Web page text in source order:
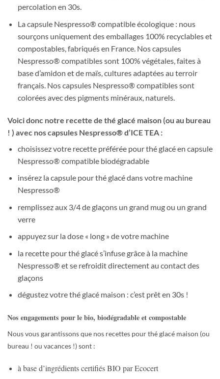
percolation en 30s.
La capsule Nespresso® compatible écologique : nous
sourçons uniquement des emballages 100% recyclables et
compostables, fabriqués en France. Nos capsules
Nespresso® compatibles sont 100% végétales, faites à
base d’amidon et de maïs, cultures adaptées au terroir
français. Nos capsules Nespresso® compatibles sont
colorées avec des pigments minéraux, naturels.
Voici donc notre recette de thé glacé maison (ou au bureau
! ) avec nos capsules Nespresso® d’ICE TEA :
choisissez votre recette préférée pour thé glacé en capsule
Nespresso® compatible biodégradable
insérez la capsule pour thé glacé dans votre machine
Nespresso®
remplissez aux 3/4 de glaçons un grand mug ou un grand
verre
appuyez sur la dose « long » de votre machine
la recette pour thé glacé s’infuse grâce à la machine
Nespresso® et se refroidit directement au contact des
glaçons
dégustez votre thé glacé maison : c’est prêt en 30s !
Nos engagements pour le bio, biodégradable et compostable
Nous vous garantissons que nos recettes pour thé glacé maison (ou
bureau ! ou vacances !) sont :
à base d’ingrédients certifiés BIO par Ecocert